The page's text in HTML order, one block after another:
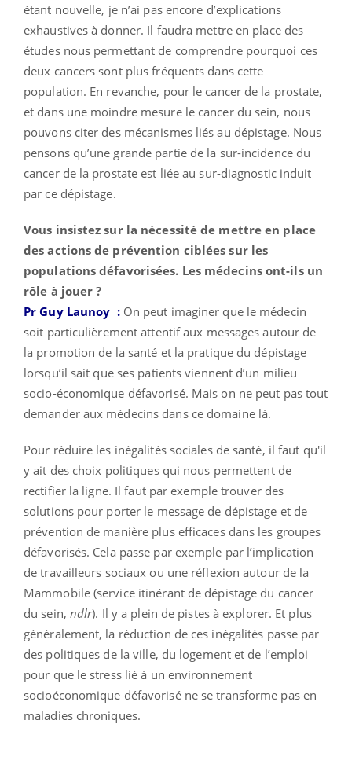
étant nouvelle, je n’ai pas encore d’explications
exhaustives à donner. Il faudra mettre en place des
études nous permettant de comprendre pourquoi ces
deux cancers sont plus fréquents dans cette
population. En revanche, pour le cancer de la prostate,
et dans une moindre mesure le cancer du sein, nous
pouvons citer des mécanismes liés au dépistage. Nous
pensons qu’une grande partie de la sur-incidence du
cancer de la prostate est liée au sur-diagnostic induit
par ce dépistage.
Vous insistez sur la nécessité de mettre en place
des actions de prévention ciblées sur les
populations défavorisées. Les médecins ont-ils un
rôle à jouer ?
Pr Guy Launoy : On peut imaginer que le médecin
soit particulièrement attentif aux messages autour de
la promotion de la santé et la pratique du dépistage
lorsqu’il sait que ses patients viennent d’un milieu
socio-économique défavorisé. Mais on ne peut pas tout
demander aux médecins dans ce domaine là.
Pour réduire les inégalités sociales de santé, il faut qu'il
y ait des choix politiques qui nous permettent de
rectifier la ligne. Il faut par exemple trouver des
solutions pour porter le message de dépistage et de
prévention de manière plus efficaces dans les groupes
défavorisés. Cela passe par exemple par l’implication
de travailleurs sociaux ou une réflexion autour de la
Mammobile (service itinérant de dépistage du cancer
du sein, ndlr). Il y a plein de pistes à explorer. Et plus
généralement, la réduction de ces inégalités passe par
des politiques de la ville, du logement et de l’emploi
pour que le stress lié à un environnement
socioéconomique défavorisé ne se transforme pas en
maladies chroniques.